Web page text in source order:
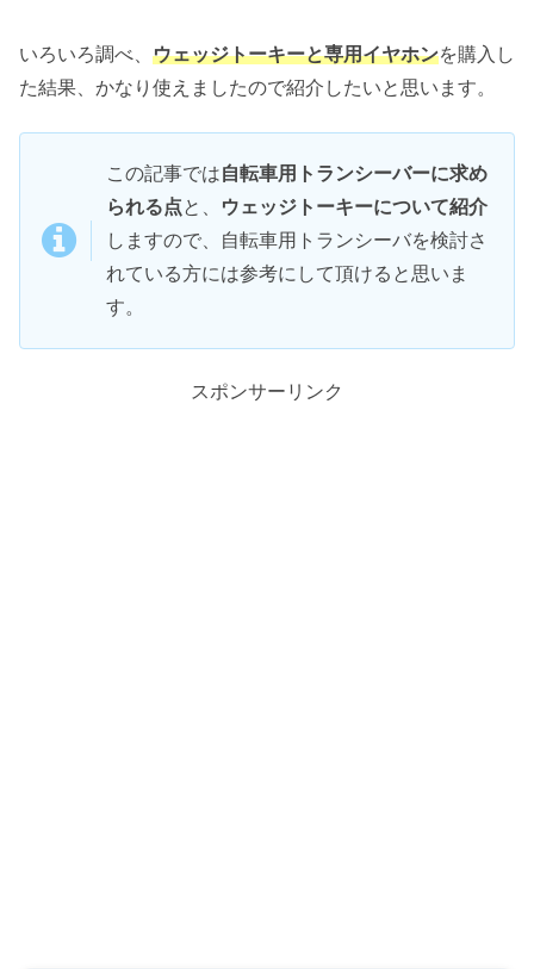
いろいろ調べ、 ウェッジトーキーと専用イヤホンを購入し
た結果、かなり使えましたので紹介したいと思います。
この記事では自転車用トランシーバーに求め
られる点と、
ウェッジトーキーについて紹介
しますので、自転車用トランシーバを検討さ
れている方には参考にして頂けると思いま
す。
スポンサーリンク